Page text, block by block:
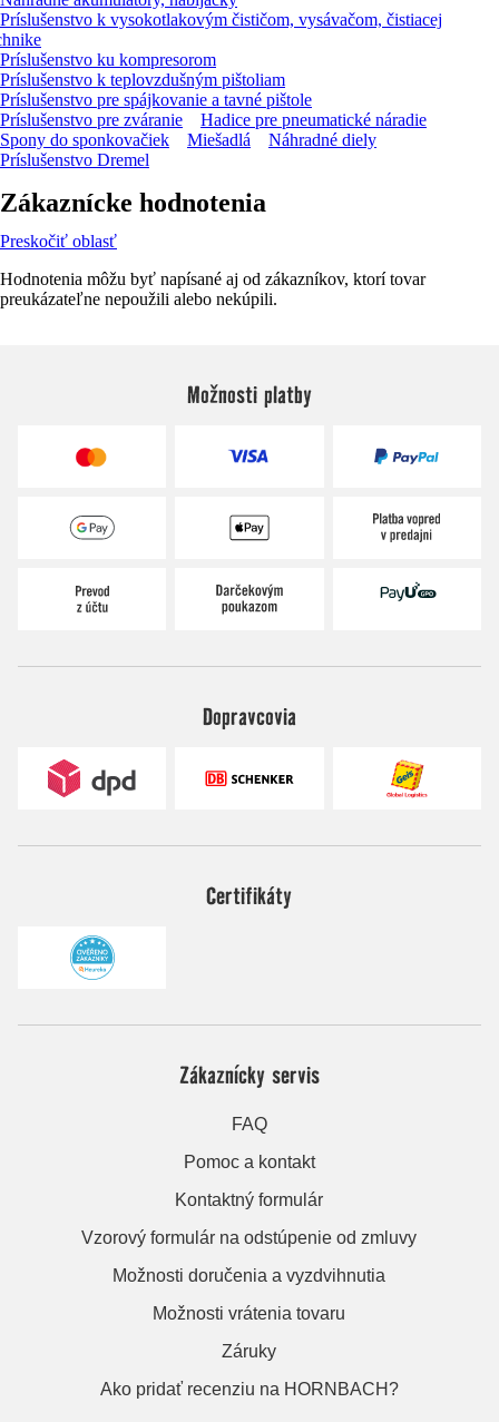
Príslušenstvo k vysokotlakovým čističom, vysávačom, čistiacej
Príslušenstvo ku kompresorom
Príslušenstvo k teplovzdušným pištoliam
Príslušenstvo pre spájkovanie a tavné pištole
Príslušenstvo pre zváranie
Hadice pre pneumatické náradie
Spony do sponkovačiek
Miešadlá
Náhradné diely
Príslušenstvo Dremel
Zákaznícke hodnotenia
Preskočiť oblasť
Hodnotenia môžu byť napísané aj od zákazníkov, ktorí tovar
preukázateľne nepoužili alebo nekúpili.
Možnosti platby
Dopravcovia
Certifikáty
Zákaznícky servis
FAQ
Pomoc a kontakt
Kontaktný formulár
Vzorový formulár na odstúpenie od zmluvy
Možnosti doručenia a vyzdvihnutia
Možnosti vrátenia tovaru
Záruky
Ako pridať recenziu na HORNBACH?